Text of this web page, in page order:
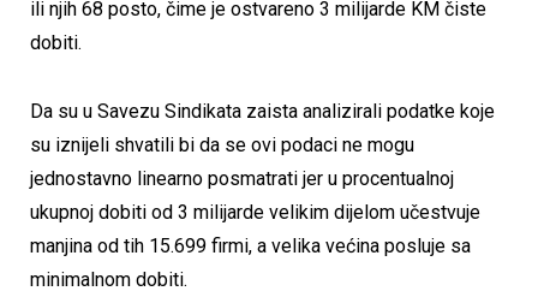
ili njih 68 posto, čime je ostvareno 3 milijarde KM čiste
dobiti.
Da su u Savezu Sindikata zaista analizirali podatke koje
su iznijeli shvatili bi da se ovi podaci ne mogu
jednostavno linearno posmatrati jer u procentualnoj
ukupnoj dobiti od 3 milijarde velikim dijelom učestvuje
manjina od tih 15.699 firmi, a velika većina posluje sa
minimalnom dobiti.